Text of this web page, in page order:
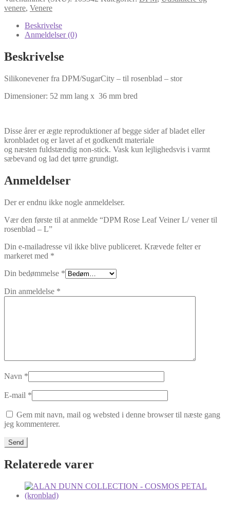
Veiner
L/
vener
rosenblad
-
L
venere, Venere
Beskrivelse
Anmeldelser (0)
Beskrivelse
Silikonevener fra DPM/SugarCity – til rosenblad – stor
Dimensioner: 52 mm lang x 36 mm bred
Disse årer er ægte reproduktioner af begge sider af bladet eller
kronbladet og er lavet af et godkendt materiale
og næsten fuldstændig non-stick. Vask kun lejlighedsvis i varmt
sæbevand og lad det tørre grundigt.
Anmeldelser
Der er endnu ikke nogle anmeldelser.
Vær den første til at anmelde “DPM Rose Leaf Veiner L/ vener til
rosenblad – L”
Din e-mailadresse vil ikke blive publiceret. Krævede felter er
markeret med *
Din bedømmelse *
Din anmeldelse *
Navn *
E-mail *
Gem mit navn, mail og websted i denne browser til næste gang
jeg kommenterer.
Relaterede varer